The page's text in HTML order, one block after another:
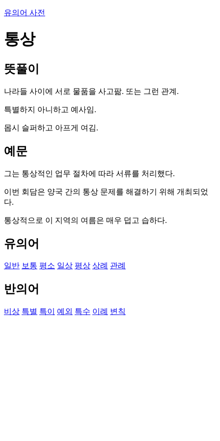
유의어 사전
통상
뜻풀이
나라들 사이에 서로 물품을 사고팖. 또는 그런 관계.
특별하지 아니하고 예사임.
몹시 슬퍼하고 아프게 여김.
예문
그는 통상적인 업무 절차에 따라 서류를 처리했다.
이번 회담은 양국 간의 통상 문제를 해결하기 위해 개최되었
다.
통상적으로 이 지역의 여름은 매우 덥고 습하다.
유의어
일반 보통 평소 일상 평상 상례 관례
반의어
비상 특별 특이 예외 특수 이례 변칙